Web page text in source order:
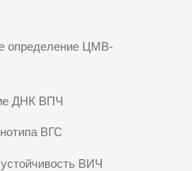
определение ЦМВ-
ДНК ВПЧ
ВГС
ВИЧ